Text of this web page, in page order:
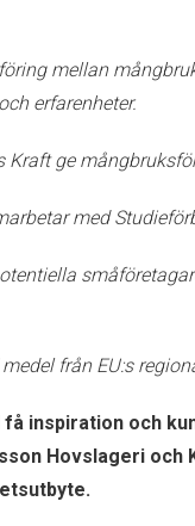
mellan
erfarenheter.
Kraft ge
med
från EU:s
inspiration och
Hovslageri